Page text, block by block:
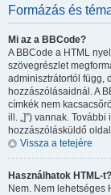
Formázás és
Mi az a BBCode?
A BBCode a HTML
szövegrészlet
adminisztrátortól függ,
hozzászólásaidnál. A
címkék nem
ill. „]”) vannak.
hozzászólásküldő
Vissza a tetejére
Használhatok HTML-t?
Nem. Nem lehetséges